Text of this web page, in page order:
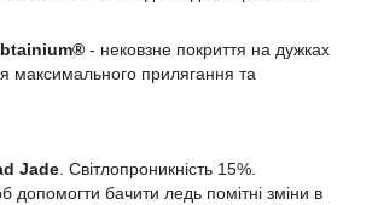
- нековзне покриття на дужках
максимального прилягання та
Jade . Світлопроникність 15%.
допомогти бачити ледь помітні зміни в